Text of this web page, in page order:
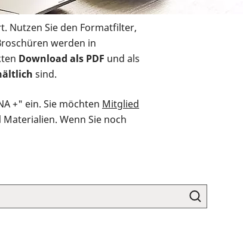
Nutzen Sie den Formatfilter,
werden in
Download als PDF und als
sind.
+" ein. Sie möchten Mitglied
Wenn Sie noch